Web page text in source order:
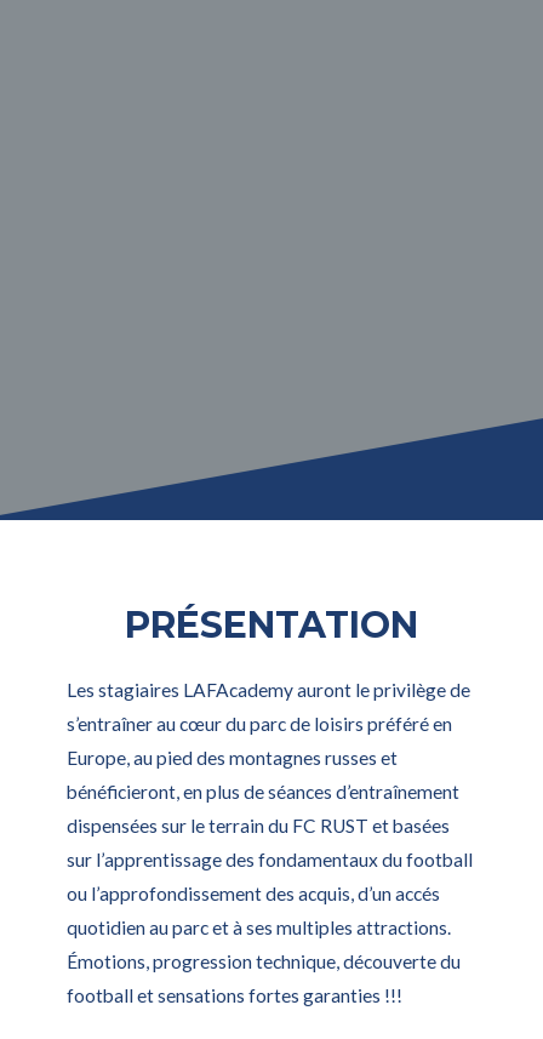
PRÉSENTATION
Les stagiaires LAFAcademy auront le privilège de
s’entraîner au cœur du parc de loisirs préféré en
Europe, au pied des montagnes russes et
bénéficieront, en plus de séances d’entraînement
dispensées sur le terrain du FC RUST et basées
sur l’apprentissage des fondamentaux du football
ou l’approfondissement des acquis, d’un accés
quotidien au parc et à ses multiples attractions.
Émotions, progression technique, découverte du
football et sensations fortes garanties !!!